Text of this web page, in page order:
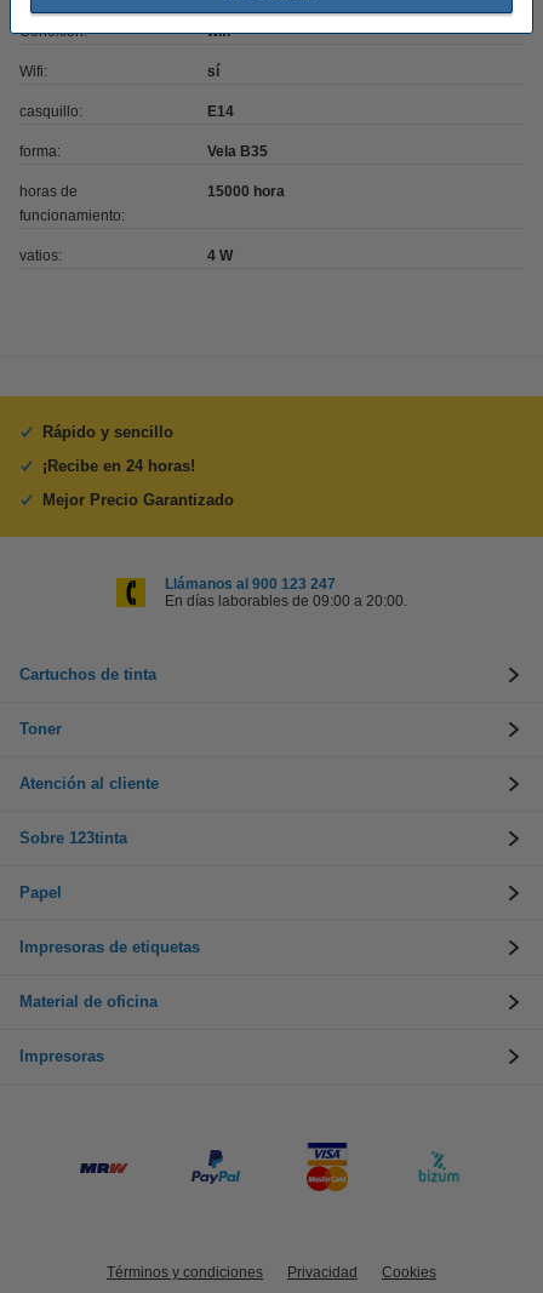
Conexión: wifi
Wifi: sí
casquillo: E14
forma: Vela B35
horas de
funcionamiento:
15000 hora
vatios: 4 W
Rápido y sencillo
¡Recibe en 24 horas!
Mejor Precio Garantizado
Llámanos al 900 123 247
En días laborables de 09:00 a 20:00.
Cartuchos de tinta
Toner
Atención al cliente
Sobre 123tinta
Papel
Impresoras de etiquetas
Material de oficina
Impresoras
Términos y condiciones Privacidad Cookies